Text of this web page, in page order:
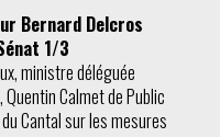
Bernard Delcros
1/3
ministre déléguée
Calmet de Public
Cantal sur les mesures